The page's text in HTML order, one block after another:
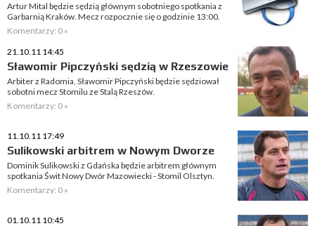
Artur Mital będzie sędzią głównym sobotniego spotkania z
Garbarnią Kraków. Mecz rozpocznie się o godzinie 13:00.
Komentarzy: 0 »
21.10.11 14:45
Sławomir Pipczyński sędzią w Rzeszowie
Arbiter z Radomia, Sławomir Pipczyński będzie sędziował
sobotni mecz Stomilu ze Stalą Rzeszów.
Komentarzy: 0 »
11.10.11 17:49
Sulikowski arbitrem w Nowym Dworze
Dominik Sulikowski z Gdańska będzie arbitrem głównym
spotkania Świt Nowy Dwór Mazowiecki - Stomil Olsztyn.
Komentarzy: 0 »
01.10.11 10:45